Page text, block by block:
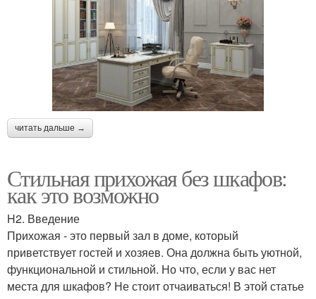
читать дальше →
Стильная прихожая без шкафов:
как это возможно
H2. Введение
Прихожая - это первый зал в доме, который
приветствует гостей и хозяев. Она должна быть уютной,
функциональной и стильной. Но что, если у вас нет
места для шкафов? Не стоит отчаиваться! В этой статье